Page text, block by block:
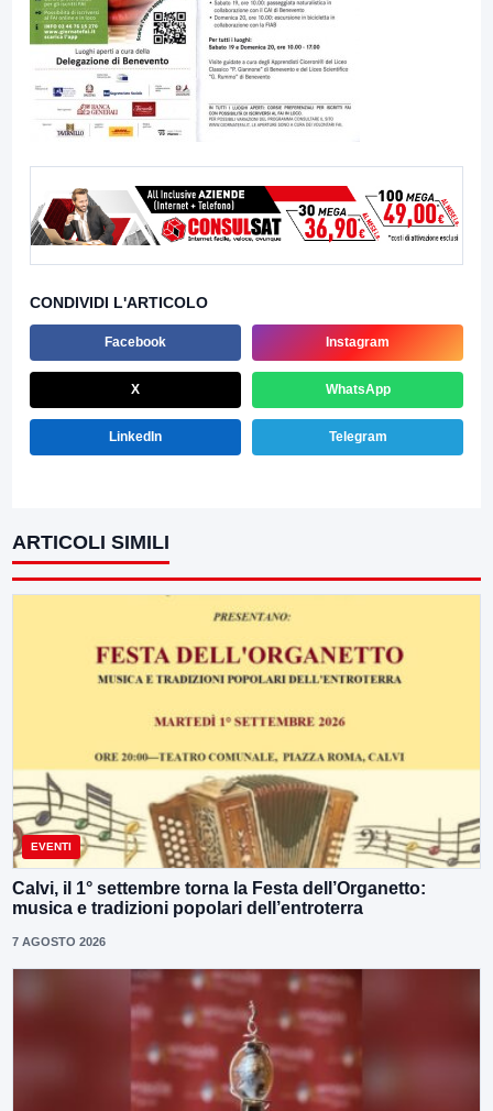
CONDIVIDI L'ARTICOLO
Facebook Instagram
X WhatsApp
LinkedIn Telegram
ARTICOLI SIMILI
EVENTI
Calvi, il 1° settembre torna la Festa dell’Organetto:
musica e tradizioni popolari dell’entroterra
7 AGOSTO 2026